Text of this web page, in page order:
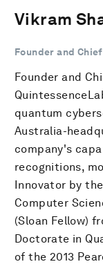
Vikram
Founder and
Founder and
quantum
Australia-
company's
recognitions,
Innovator by
Computer
(Sloan Fellow)
Doctorate in
of the 2013